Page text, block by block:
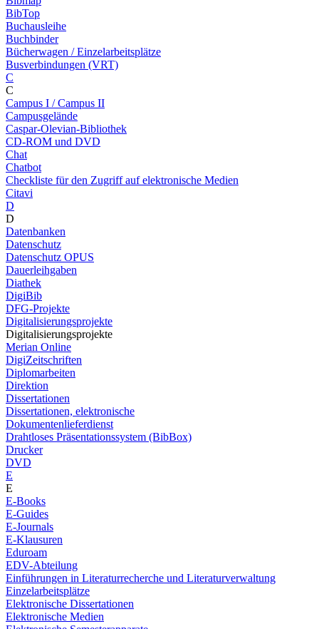
BibTop
Buchausleihe
Buchbinder
Bücherwagen / Einzelarbeitsplätze
Busverbindungen (VRT)
C
C
Campus I / Campus II
Campusgelände
Caspar-Olevian-Bibliothek
CD-ROM und DVD
Chat
Chatbot
Checkliste für den Zugriff auf elektronische Medien
Citavi
D
D
Datenbanken
Datenschutz
Datenschutz OPUS
Dauerleihgaben
Diathek
DigiBib
DFG-Projekte
Digitalisierungsprojekte
Digitalisierungsprojekte
Merian Online
DigiZeitschriften
Diplomarbeiten
Direktion
Dissertationen
Dissertationen, elektronische
Dokumentenlieferdienst
Drahtloses Präsentationssystem (BibBox)
Drucker
DVD
E
E
E-Books
E-Guides
E-Journals
E-Klausuren
Eduroam
EDV-Abteilung
Einführungen in Literaturrecherche und Literaturverwaltung
Einzelarbeitsplätze
Elektronische Dissertationen
Elektronische Medien